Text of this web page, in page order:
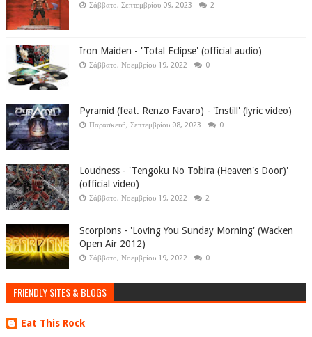
Σάββατο, Σεπτεμβρίου 09, 2023 2
Iron Maiden - 'Total Eclipse' (official audio)
Σάββατο, Νοεμβρίου 19, 2022 0
Pyramid (feat. Renzo Favaro) - 'Instill' (lyric video)
Παρασκευή, Σεπτεμβρίου 08, 2023 0
Loudness - 'Tengoku No Tobira (Heaven's Door)'
(official video)
Σάββατο, Νοεμβρίου 19, 2022 2
Scorpions - 'Loving You Sunday Morning' (Wacken
Open Air 2012)
Σάββατο, Νοεμβρίου 19, 2022 0
FRIENDLY SITES & BLOGS
Eat This Rock